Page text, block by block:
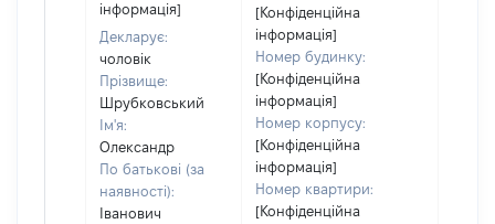
інформація]
Декларує:
чоловік
Прізвище:
Шрубковський
Ім'я:
Олександр
По батькові (за
наявності):
Іванович
[Конфіденційна
інформація]
Номер будинку:
[Конфіденційна
інформація]
Номер корпусу:
[Конфіденційна
інформація]
Номер квартири:
[Конфіденційна